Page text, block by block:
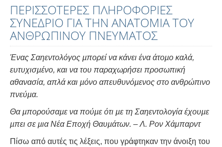
ΠΕΡΙΣΣΟΤΕΡΕΣ ΠΛΗΡΟΦΟΡΙΕΣ
ΣΥΝΕΔΡΙΟ ΓΙΑ ΤΗΝ ΑΝΑΤΟΜΙΑ ΤΟΥ
ΑΝΘΡΩΠΙΝΟΥ ΠΝΕΥΜΑΤΟΣ
Ένας Σαηεντολόγος µπορεί να κάνει ένα άτοµο καλά,
ευτυχισµένο, και να του παραχωρήσει προσωπική
αθανασία, απλά και µόνο απευθυνόµενος στο ανθρώπινο
πνεύµα.
Θα µπορούσαµε να πούµε ότι µε τη Σαηεντολογία έχουµε
µπει σε µια Νέα Εποχή Θαυµάτων. – Λ. Ρον Χάμπαρντ
Πίσω από αυτές τις λέξεις, που γράφτηκαν την άνοιξη του